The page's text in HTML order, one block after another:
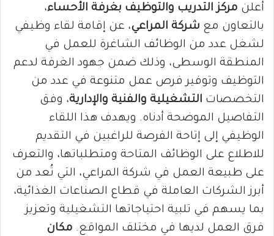
أعلن مركز التدريب والتوظيف بغرفة الأحساء،
بالتعاون مع شركة المراعي، عن إقامة لقاء وظيفي
لشغل عدد من الوظائف الشاغرة للعمل في
المنطقة الوسطى، وذلك ضمن جهود الغرفة لدعم
التوظيف وتوفير فرص عمل متنوعة في عدد من
التخصصات التشغيلية والفنية والإدارية، وفق
التفاصيل الموضحة أدناه. ويهدف هذا اللقاء
الوظيفي إلى إتاحة الفرصة للراغبين في التقديم
للاطلاع على الوظائف المتاحة ومتطلباتها، والتعرف
على طبيعة العمل في شركة المراعي، التي تُعد من
أبرز الشركات العاملة في قطاع الصناعات الغذائية،
بما يسهم في تلبية احتياجاتها التشغيلية وتعزيز
فرق العمل لديها في مختلف المواقع. مكان